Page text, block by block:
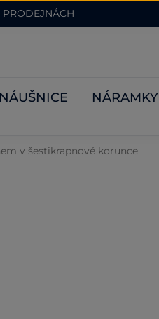
NÁUŠNICE NÁRAMKY
v šestikrapnové korunce